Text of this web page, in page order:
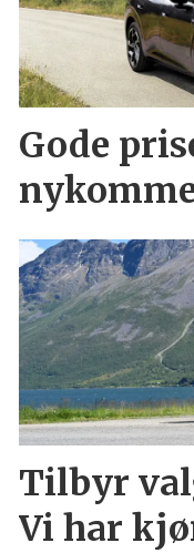
Gode
Tilbyr
Vi har